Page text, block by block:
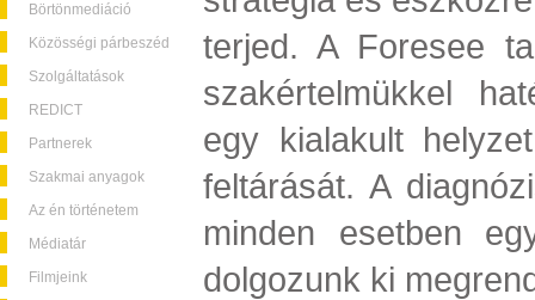
Börtönmediáció
Közösségi párbeszéd
Szolgáltatások
REDICT
Partnerek
Szakmai anyagok
Az én történetem
Médiatár
Filmjeink
terjed. A Foresee
szakértelmükkel
egy kialakult
feltárását. A
minden esetben
dolgozunk ki